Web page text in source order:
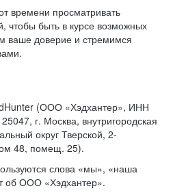
времени просматривать
чтобы быть в курсе возможных
ваше доверие и стремимся
(ООО «Хэдхантер», ИНН
г. Москва, внутригородская
округ Тверской, 2-
48, помещ. 25).
слова «мы», «наша
об ООО «Хэдхантер».